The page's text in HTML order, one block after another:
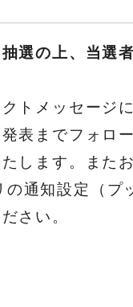
選の上、当選
トメッセージ
表までフォロ
します。また
通知設定（プ
さい。